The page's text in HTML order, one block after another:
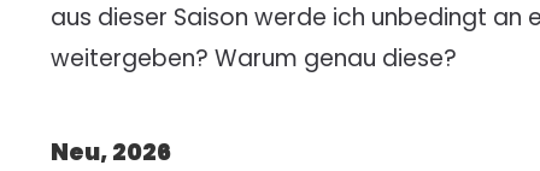
aus dieser Saison werde ich unbedingt an
weitergeben? Warum genau diese?
Neu, 2026